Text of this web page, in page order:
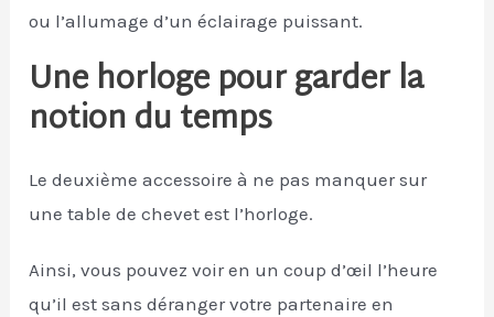
ou l’allumage d’un éclairage puissant.
Une horloge pour garder la
notion du temps
Le deuxième accessoire à ne pas manquer sur
une table de chevet est l’horloge.
Ainsi, vous pouvez voir en un coup d’œil l’heure
qu’il est sans déranger votre partenaire en